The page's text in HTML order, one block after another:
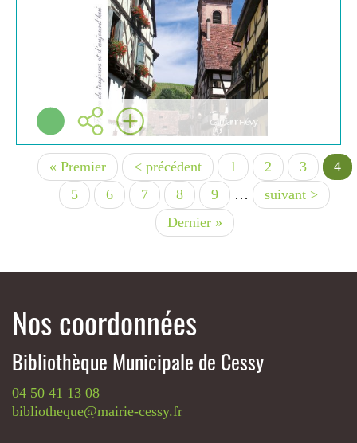
Première
page
« Premier
Page
précédente
< précédent Page
1 Page
2 Page
3
4
Page
5 Page
6 Page
7 Page
8 Page
9 …
Page
suivante
suivant >
Dernière
page
Dernier »
Nos coordonnées
Bibliothèque Municipale de Cessy
04 50 41 13 08
bibliotheque@mairie-cessy.fr